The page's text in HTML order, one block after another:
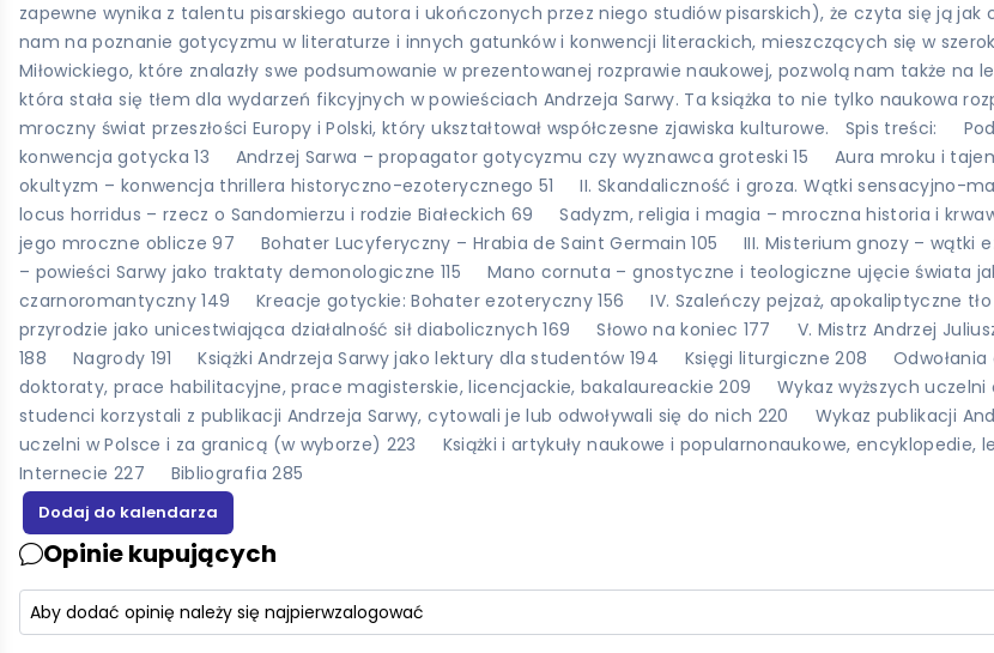
zapewne wynika z talentu pisarskiego autora i ukończonych przez niego studiów pisarskich), że czyta się ją
nam na poznanie gotycyzmu w literaturze i innych gatunków i konwencji literackich, mieszczących się w
Miłowickiego, które znalazły swe podsumowanie w prezentowanej rozprawie naukowej, pozwolą nam także
która stała się tłem dla wydarzeń fikcyjnych w powieściach Andrzeja Sarwy. Ta książka to nie tylko naukowa
mroczny świat przeszłości Europy i Polski, który ukształtował współczesne zjawiska kulturowe. Spis
konwencja gotycka 13 Andrzej Sarwa – propagator gotycyzmu czy wyznawca groteski 15 Aura mroku i
okultyzm – konwencja thrillera historyczno-ezoterycznego 51 II. Skandaliczność i groza. Wątki
locus horridus – rzecz o Sandomierzu i rodzie Białeckich 69 Sadyzm, religia i magia – mroczna historia i
jego mroczne oblicze 97 Bohater Lucyferyczny – Hrabia de Saint Germain 105 III. Misterium gnozy –
– powieści Sarwy jako traktaty demonologiczne 115 Mano cornuta – gnostyczne i teologiczne ujęcie świata
czarnoromantyczny 149 Kreacje gotyckie: Bohater ezoteryczny 156 IV. Szaleńczy pejzaż, apokaliptyczne
przyrodzie jako unicestwiająca działalność sił diabolicznych 169 Słowo na koniec 177 V. Mistrz Andrzej
188 Nagrody 191 Książki Andrzeja Sarwy jako lektury dla studentów 194 Księgi liturgiczne 208 Odwołania
doktoraty, prace habilitacyjne, prace magisterskie, licencjackie, bakalaureackie 209 Wykaz wyższych
studenci korzystali z publikacji Andrzeja Sarwy, cytowali je lub odwoływali się do nich 220 Wykaz publikacji
uczelni w Polsce i za granicą (w wyborze) 223 Książki i artykuły naukowe i popularnonaukowe, encyklopedie,
Internecie 227 Bibliografia 285
Opinie kupujących
Aby dodać opinię należy się najpierwzalogować